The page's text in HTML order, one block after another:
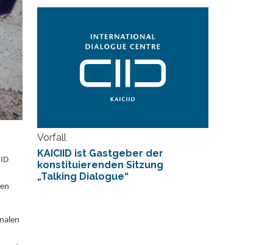
Vorfall
KAICIID ist Gastgeber der
konstituierenden Sitzung
„Talking Dialogue“